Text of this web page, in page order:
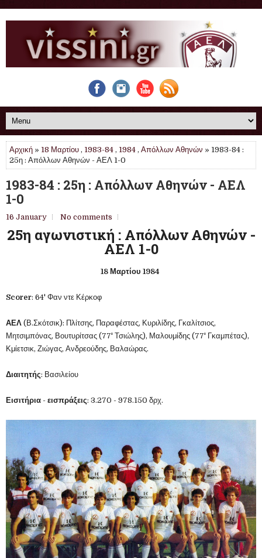
Αρχική » 18 Μαρτίου , 1983-84 , 1984 , Απόλλων Αθηνών » 1983-84 :
25η : Απόλλων Αθηνών - ΑΕΛ 1-0
1983-84 : 25η : Απόλλων Αθηνών - ΑΕΛ
1-0
16 January No comments
25η αγωνιστική : Απόλλων Αθηνών -
ΑΕΛ 1-0
18 Μαρτίου 1984
Scorer: 64' Φαν ντε Κέρκοφ
ΑΕΛ (Β.Σκότσικ): Πλίτσης, Παραφέστας, Κυριλίδης, Γκαλίτσιος,
Μητσιμπόνας, Βουτυρίτσας (77' Τσιώλης), Μαλουμίδης (77' Γκαμπέτας),
Κμίετσικ, Ζιώγας, Ανδρεούδης, Βαλαώρας.
Διαιτητής: Βασιλείου
Εισιτήρια - εισπράξεις: 3.270 - 978.150 δρχ.